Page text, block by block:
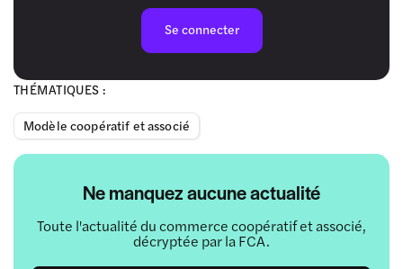
THÉMATIQUES :
Modèle coopératif et associé
Ne manquez aucune actualité
Toute l'actualité du commerce coopératif et associé,
décryptée par la FCA.
Se connecter